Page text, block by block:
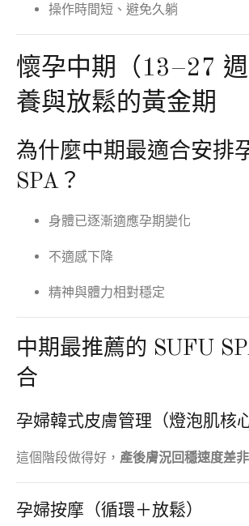
操作時間短、避免久躺
懷孕中期（13–27
養與放鬆的黃金期
為什麼中期最適合安排
SPA？
身體已逐漸適應孕期變化
不適感下降
精神與體力相對穩定
中期最推薦的 SUFU
合
孕婦韓式皮膚管理（燈泡肌核
這個階段做得好， 產後膚況回穩速度差
孕婦按摩（循環＋放鬆）